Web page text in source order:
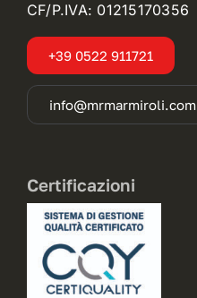
CF/P.IVA: 01215170356
+39 0522 911721
info@mrmarmiroli.com
Certificazioni